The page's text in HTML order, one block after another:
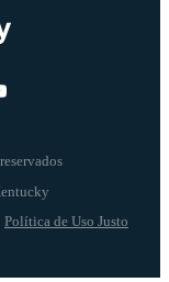
Política de Uso Justo